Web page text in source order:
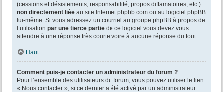
(cessions et désistements, responsabilité, propos diffamatoires, etc.)
non directement liée au site Internet phpbb.com ou au logiciel phpBB
lui-même. Si vous adressez un courriel au groupe phpBB à propos de
l’utilisation par une tierce partie de ce logiciel vous devez vous
attendre à une réponse très courte voire à aucune réponse du tout.
Haut
Comment puis-je contacter un administrateur du forum ?
Pour l’ensemble des utilisateurs du forum, vous pouvez utiliser le lien
« Nous contacter », si ce dernier a été activé par un administrateur.